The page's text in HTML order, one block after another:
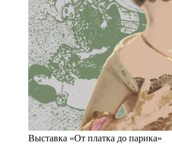
Выставка «От платка до парика»